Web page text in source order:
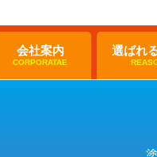
会社案内
CORPORATAE
選ばれ